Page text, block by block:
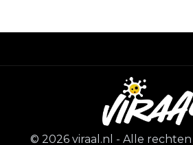
© 2026 viraal.nl - Alle